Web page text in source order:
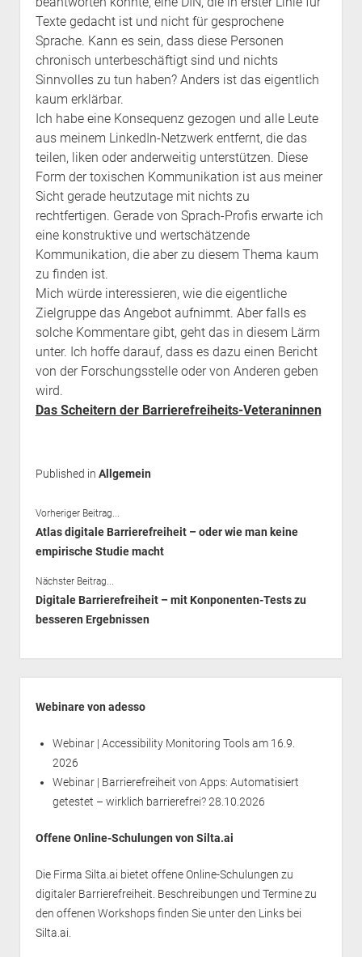
Texte gedacht ist und nicht für gesprochene
Sprache. Kann es sein, dass diese Personen
chronisch unterbeschäftigt sind und nichts
Sinnvolles zu tun haben? Anders ist das eigentlich
kaum erklärbar.
Ich habe eine Konsequenz gezogen und alle Leute
aus meinem LinkedIn-Netzwerk entfernt, die das
teilen, liken oder anderweitig unterstützen. Diese
Form der toxischen Kommunikation ist aus meiner
Sicht gerade heutzutage mit nichts zu
rechtfertigen. Gerade von Sprach-Profis erwarte ich
eine konstruktive und wertschätzende
Kommunikation, die aber zu diesem Thema kaum
zu finden ist.
Mich würde interessieren, wie die eigentliche
Zielgruppe das Angebot aufnimmt. Aber falls es
solche Kommentare gibt, geht das in diesem Lärm
unter. Ich hoffe darauf, dass es dazu einen Bericht
von der Forschungsstelle oder von Anderen geben
wird.
Das Scheitern der Barrierefreiheits-Veteraninnen
Published in Allgemein
Vorheriger Beitrag...
Atlas digitale Barrierefreiheit – oder wie man keine
empirische Studie macht
Nächster Beitrag...
Digitale Barrierefreiheit – mit Konponenten-Tests zu
besseren Ergebnissen
Webinare von adesso
Webinar | Accessibility Monitoring Toolsam 16.9.
2026
Webinar | Barrierefreiheit von Apps: Automatisiert
getestet – wirklich barrierefrei?28.10.2026
Offene Online-Schulungen von Silta.ai
Die Firma Silta.ai bietet offene Online-Schulungen zu
digitaler Barrierefreiheit. Beschreibungen und Termine zu
den offenen Workshops finden Sie unter den Links bei
Silta.ai.